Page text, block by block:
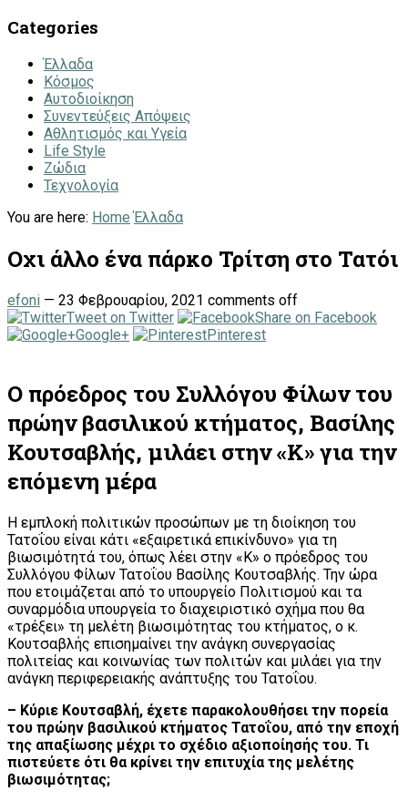
Categories
Έλλαδα
Κόσμος
Αυτοδιοίκηση
Συνεντεύξεις Απόψεις
Αθλητισμός και Υγεία
Life Style
Ζώδια
Τεχνολογία
You are here: Home Έλλαδα
Οχι άλλο ένα πάρκο Τρίτση στο Τατόι
efoni — 23 Φεβρουαρίου, 2021 comments off
Tweet on Twitter
Share on Facebook
Google+
Pinterest
Ο πρόεδρος του Συλλόγου Φίλων του
πρώην βασιλικού κτήματος, Βασίλης
Κουτσαβλής, μιλάει στην «Κ» για την
επόμενη μέρα
Η εμπλοκή πολιτικών προσώπων με τη διοίκηση του
Τατοΐου είναι κάτι «εξαιρετικά επικίνδυνο» για τη
βιωσιμότητά του, όπως λέει στην «Κ» ο πρόεδρος του
Συλλόγου Φίλων Τατοΐου Βασίλης Κουτσαβλής. Την ώρα
που ετοιμάζεται από το υπουργείο Πολιτισμού και τα
συναρμόδια υπουργεία το διαχειριστικό σχήμα που θα
«τρέξει» τη μελέτη βιωσιμότητας του κτήματος, ο κ.
Κουτσαβλής επισημαίνει την ανάγκη συνεργασίας
πολιτείας και κοινωνίας των πολιτών και μιλάει για την
ανάγκη περιφερειακής ανάπτυξης του Τατοΐου.
– Κύριε Κουτσαβλή, έχετε παρακολουθήσει την πορεία
του πρώην βασιλικού κτήματος Τατοΐου, από την εποχή
της απαξίωσης μέχρι το σχέδιο αξιοποίησής του. Τι
πιστεύετε ότι θα κρίνει την επιτυχία της μελέτης
βιωσιμότητας;